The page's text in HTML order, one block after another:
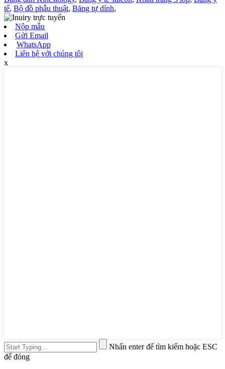
tế, Bộ đồ phẫu thuật, Băng tự dính,
Nộp mẫu
Gửi Email
WhatsApp
Liên hệ với chúng tôi
x
Nhấn enter để tìm kiếm hoặc ESC
để đóng